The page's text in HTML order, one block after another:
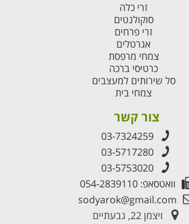
זרי כלה
סוקולנטים
זרי פרחים
אגרטלים
צמחי מרפסת
כרטיסי ברכה
סל שירותים למעצבים
צמחי בית
צור קשר
03-7324259
03-5717280
03-5753020
וואטסאפ: 054-2839110
sodyarok@gmail.com
ויצמן 22, גבעתיים